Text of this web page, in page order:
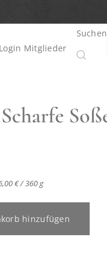
Login Mitglieder
Suchen
€ / 360 g
hinzufügen